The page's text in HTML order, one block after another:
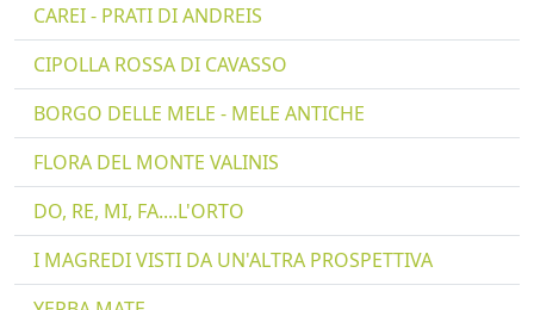
CAREI - PRATI DI ANDREIS
CIPOLLA ROSSA DI CAVASSO
BORGO DELLE MELE - MELE ANTICHE
FLORA DEL MONTE VALINIS
DO, RE, MI, FA....L'ORTO
I MAGREDI VISTI DA UN'ALTRA PROSPETTIVA